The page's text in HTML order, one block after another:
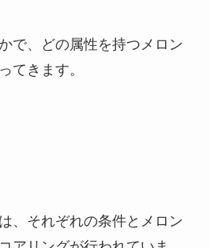
で、どの属性を持つメロン
てきます。
、それぞれの条件とメロン